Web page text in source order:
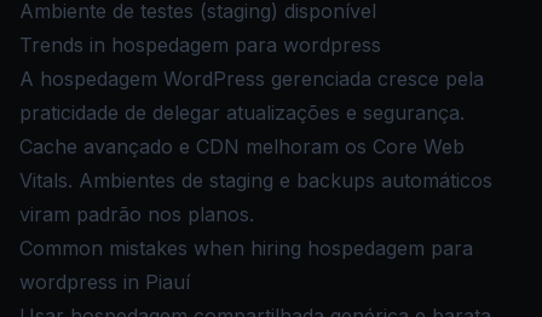
Ambiente de testes (staging) disponível
Trends in hospedagem para wordpress
A hospedagem WordPress gerenciada cresce pela
praticidade de delegar atualizações e segurança.
Cache avançado e CDN melhoram os Core Web
Vitals. Ambientes de staging e backups automáticos
viram padrão nos planos.
Common mistakes when hiring hospedagem para
wordpress in Piauí